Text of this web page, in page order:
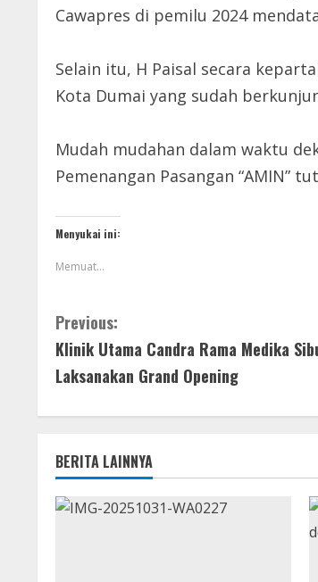
Cawapres di pemilu 2024
Selain itu, H Paisal secara
Kota Dumai yang sudah
Mudah mudahan dalam waktu
Pemenangan Pasangan “AMIN”
Menyukai ini:
Memuat...
Previous:
Klinik Utama Candra Rama Medika
Laksanakan Grand Opening
BERITA LAINNYA